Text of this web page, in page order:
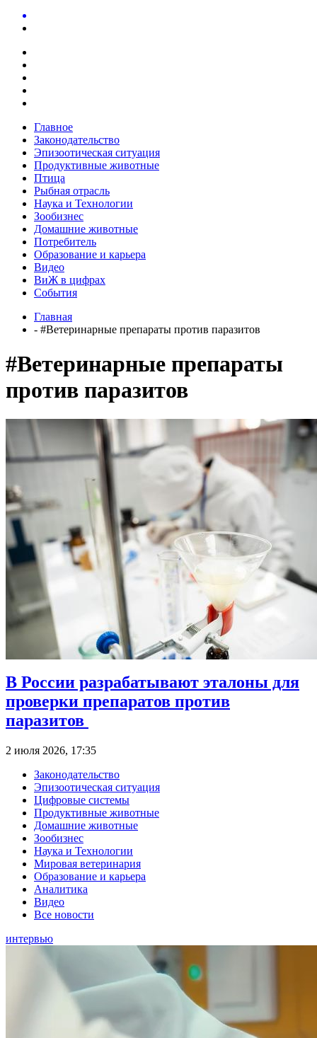
Главное
Законодательство
Эпизоотическая ситуация
Продуктивные животные
Птица
Рыбная отрасль
Наука и Технологии
Зообизнес
Домашние животные
Потребитель
Образование и карьера
Видео
ВиЖ в цифрах
События
Главная
- #Ветеринарные препараты против паразитов
#Ветеринарные препараты
против паразитов
В России разрабатывают эталоны для
проверки препаратов против
паразитов
2 июля 2026, 17:35
Законодательство
Эпизоотическая ситуация
Цифровые системы
Продуктивные животные
Домашние животные
Зообизнес
Наука и Технологии
Мировая ветеринария
Образование и карьера
Аналитика
Видео
Все новости
интервью